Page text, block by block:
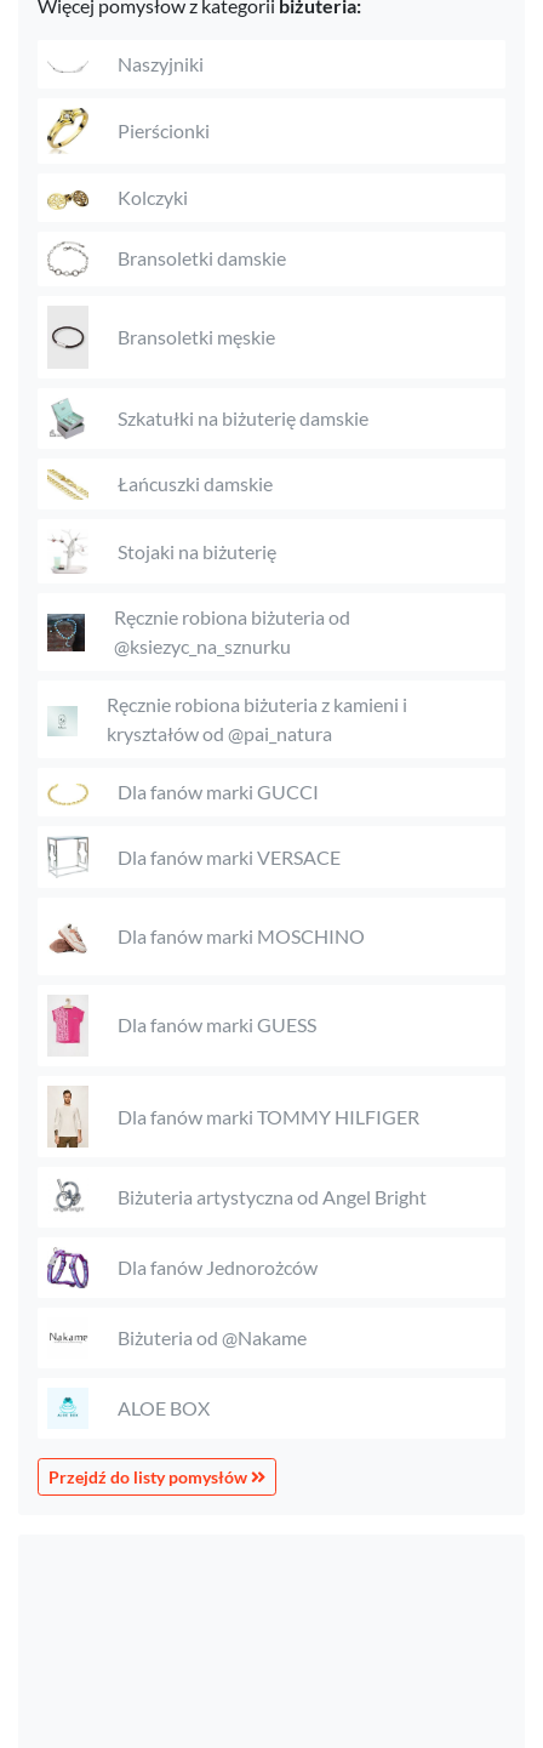
Więcej pomysłow z kategorii biżuteria:
Naszyjniki
Pierścionki
Kolczyki
Bransoletki damskie
Bransoletki męskie
Szkatułki na biżuterię damskie
Łańcuszki damskie
Stojaki na biżuterię
Ręcznie robiona biżuteria od
@ksiezyc_na_sznurku
Ręcznie robiona biżuteria z kamieni i
kryształów od @pai_natura
Dla fanów marki GUCCI
Dla fanów marki VERSACE
Dla fanów marki MOSCHINO
Dla fanów marki GUESS
Dla fanów marki TOMMY HILFIGER
Biżuteria artystyczna od Angel Bright
Dla fanów Jednorożców
Biżuteria od @Nakame
ALOE BOX
Przejdź do listy pomysłów